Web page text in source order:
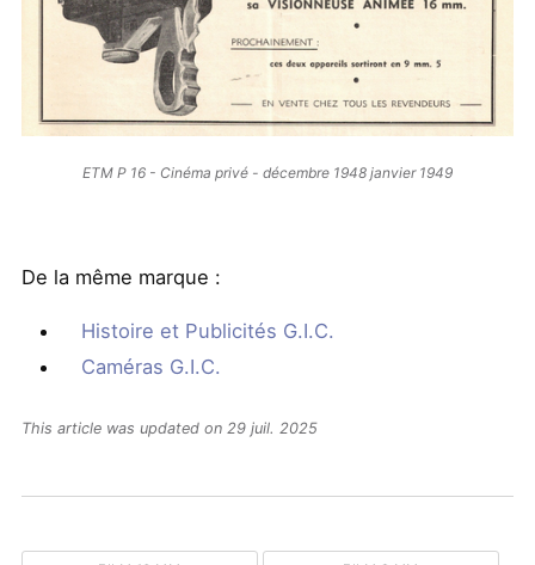
ETM P 16 - Cinéma privé - décembre 1948 janvier 1949
De la même marque :
Histoire et Publicités G.I.C.
Caméras G.I.C.
This article was updated on 29 juil. 2025